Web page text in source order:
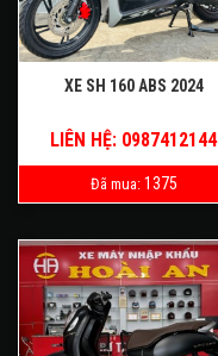
XE SH 160 ABS 2024
LIÊN HỆ: 0987412144
Đã mua: 1375